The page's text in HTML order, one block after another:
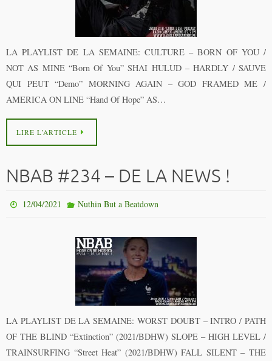
LA PLAYLIST DE LA SEMAINE: CULTURE – BORN OF YOU /
NOT AS MINE “Born Of You” SHAI HULUD – HARDLY / SAUVE
QUI PEUT “Demo” MORNING AGAIN – GOD FRAMED ME /
AMERICA ON LINE “Hand Of Hope” AS…
LIRE L’ARTICLE
NBAB #234 – DE LA NEWS !
12/04/2021 Nuthin But a Beatdown
LA PLAYLIST DE LA SEMAINE: WORST DOUBT – INTRO / PATH
OF THE BLIND “Extinction” (2021/BDHW) SLOPE – HIGH LEVEL /
TRAINSURFING “Street Heat” (2021/BDHW) FALL SILENT – THE